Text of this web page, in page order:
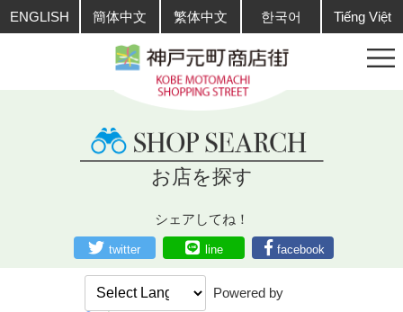
ENGLISH 簡体中文 繁体中文 한국어 Tiếng Việt
お店を探す
シェアしてね！
twitter line facebook
Powered by